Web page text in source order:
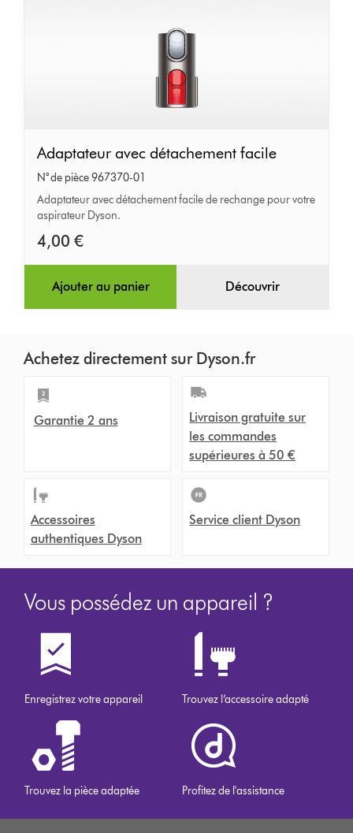
Adaptateur
avec
détachement
facile
Adaptateur avec détachement facile
N° de pièce 967370-01
Adaptateur avec détachement facile de rechange pour votre
aspirateur Dyson.
4,00 €
Ajouter au panier Découvrir
Achetez directement sur Dyson.fr
Garantie 2 ans
Livraison gratuite sur
les commandes
supérieures à 50 €
Accessoires
authentiques Dyson
Service client Dyson
Vous possédez un appareil ?
Enregistrez votre appareil Trouvez l’accessoire adapté
Trouvez la pièce adaptée Profitez de l'assistance